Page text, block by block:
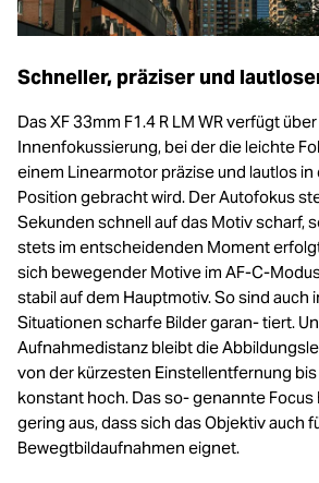
Schneller, präziser und
Das XF 33mm F1.4 R LM WR verfügt
Innenfokussierung, bei der die leichte
einem Linearmotor präzise und lautlos
Position gebracht wird. Der Autofokus
Sekunden schnell auf das Motiv scharf,
stets im entscheidenden Moment
sich bewegender Motive im AF-C-
stabil auf dem Hauptmotiv. So sind auch
Situationen scharfe Bilder garan- tiert.
Aufnahmedistanz bleibt die
von der kürzesten Einstellentfernung
konstant hoch. Das so- genannte Focus
gering aus, dass sich das Objektiv auch
Bewegtbildaufnahmen eignet.